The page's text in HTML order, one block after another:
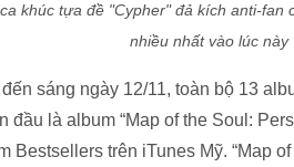
khúc tựa đề "Cypher" đả kích anti-fan
nhiều nhất vào lúc này
sáng ngày 12/11, toàn bộ 13
đầu là album “Map of the Soul:
Bestsellers trên iTunes Mỹ. “Map